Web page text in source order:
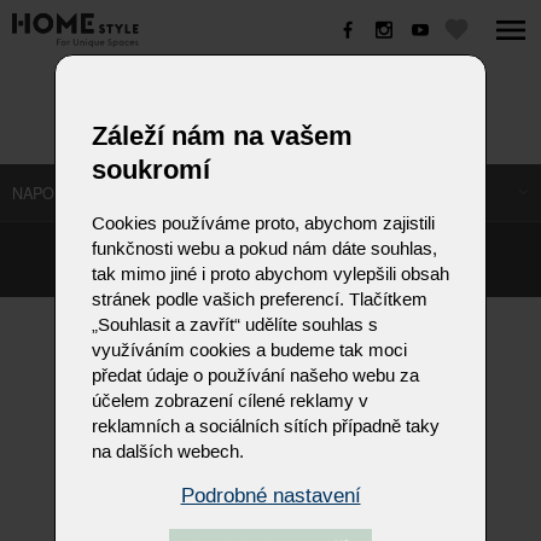
NAPOSLEDY NAVŠTÍVENÉ ODKAZY
©Homestyle.cz2026
Responzivní web od Artweby.cz
Záleží nám na vašem
soukromí
Cookies používáme proto, abychom zajistili
funkčnosti webu a pokud nám dáte souhlas,
tak mimo jiné i proto abychom vylepšili obsah
stránek podle vašich preferencí. Tlačítkem
„Souhlasit a zavřít“ udělíte souhlas s
využíváním cookies a budeme tak moci
předat údaje o používání našeho webu za
účelem zobrazení cílené reklamy v
reklamních a sociálních sítích případně taky
na dalších webech.
Podrobné nastavení